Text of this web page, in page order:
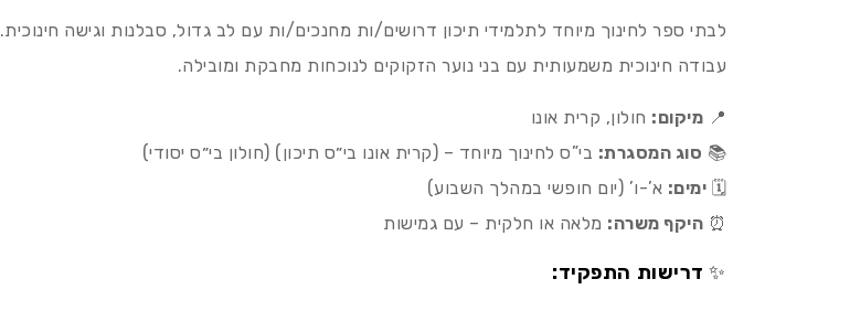
לבתי ספר לחינוך מיוחד לתלמידי תיכון דרושים/ות מחנכים/ות עם לב גדול, סבלנות וגישה חינוכית.
עבודה חינוכית משמעותית עם בני נוער הזקוקים לנוכחות מחבקת ומובילה.
📍 מיקום: חולון, קרית אונו
📚 סוג המסגרת: בי”ס לחינוך מיוחד – (קרית אונו בי״ס תיכון) (חולון בי״ס יסודי)
🗓️ ימים: א’-ו’ (יום חופשי במהלך השבוע)
⏰ היקף משרה: מלאה או חלקית – עם גמישות
✨ דרישות התפקיד: